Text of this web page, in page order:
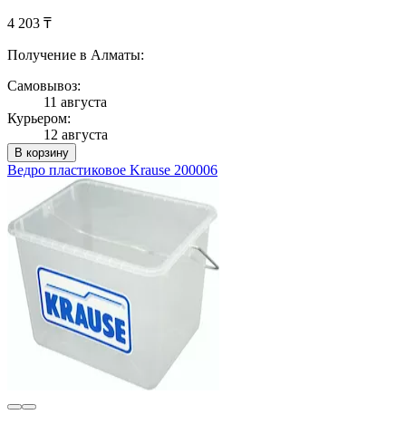
4 203 ₸
Получение в Алматы:
Самовывоз:
11 августа
Курьером:
12 августа
В корзину
Ведро пластиковое Krause 200006